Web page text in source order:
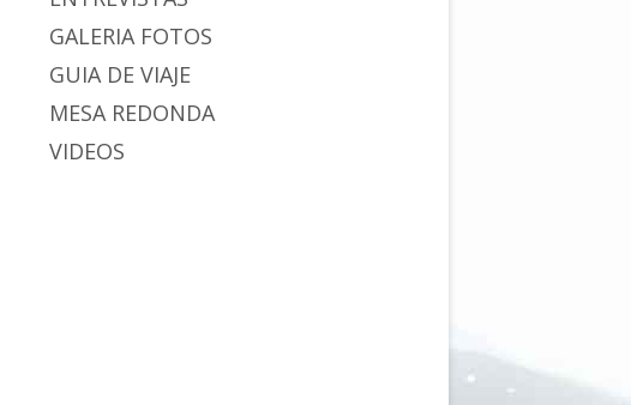
GALERIA FOTOS
GUIA DE VIAJE
MESA REDONDA
VIDEOS